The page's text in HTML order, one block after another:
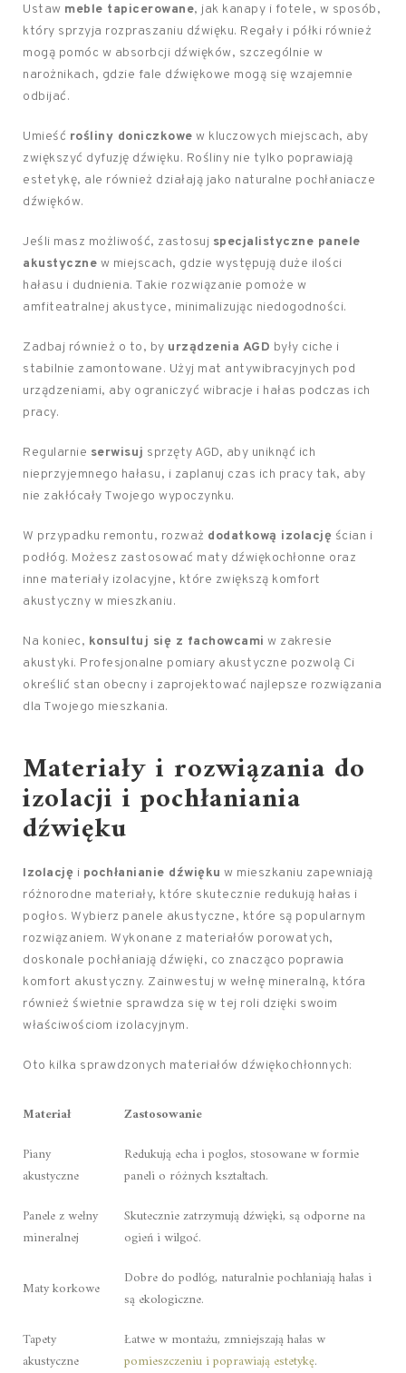
Ustaw meble tapicerowane, jak kanapy i fotele, w sposób,
który sprzyja rozpraszaniu dźwięku. Regały i półki również
mogą pomóc w absorbcji dźwięków, szczególnie w
narożnikach, gdzie fale dźwiękowe mogą się wzajemnie
odbijać.
Umieść rośliny doniczkowe w kluczowych miejscach, aby
zwiększyć dyfuzję dźwięku. Rośliny nie tylko poprawiają
estetykę, ale również działają jako naturalne pochłaniacze
dźwięków.
Jeśli masz możliwość, zastosuj specjalistyczne panele
akustyczne w miejscach, gdzie występują duże ilości
hałasu i dudnienia. Takie rozwiązanie pomoże w
amfiteatralnej akustyce, minimalizując niedogodności.
Zadbaj również o to, by urządzenia AGD były ciche i
stabilnie zamontowane. Użyj mat antywibracyjnych pod
urządzeniami, aby ograniczyć wibracje i hałas podczas ich
pracy.
Regularnie serwisuj sprzęty AGD, aby uniknąć ich
nieprzyjemnego hałasu, i zaplanuj czas ich pracy tak, aby
nie zakłócały Twojego wypoczynku.
W przypadku remontu, rozważ dodatkową izolację ścian i
podłóg. Możesz zastosować maty dźwiękochłonne oraz
inne materiały izolacyjne, które zwiększą komfort
akustyczny w mieszkaniu.
Na koniec, konsultuj się z fachowcami w zakresie
akustyki. Profesjonalne pomiary akustyczne pozwolą Ci
określić stan obecny i zaprojektować najlepsze rozwiązania
dla Twojego mieszkania.
Materiały i rozwiązania do
izolacji i pochłaniania
dźwięku
Izolację i pochłanianie dźwięku w mieszkaniu zapewniają
różnorodne materiały, które skutecznie redukują hałas i
pogłos. Wybierz panele akustyczne, które są popularnym
rozwiązaniem. Wykonane z materiałów porowatych,
doskonale pochłaniają dźwięki, co znacząco poprawia
komfort akustyczny. Zainwestuj w wełnę mineralną, która
również świetnie sprawdza się w tej roli dzięki swoim
właściwościom izolacyjnym.
Oto kilka sprawdzonych materiałów dźwiękochłonnych:
Materiał
Zastosowanie
Piany
akustyczne
Redukują echa i pogłos, stosowane w formie
paneli o różnych kształtach.
Panele z wełny
mineralnej
Skutecznie zatrzymują dźwięki, są odporne na
ogień i wilgoć.
Maty korkowe
Dobre do podłóg, naturalnie pochłaniają hałas i
są ekologiczne.
Tapety
akustyczne
Łatwe w montażu, zmniejszają hałas w
pomieszczeniu i poprawiają estetykę.